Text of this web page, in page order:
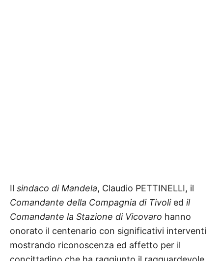
Il sindaco di Mandela, Claudio PETTINELLI, il
Comandante della Compagnia di Tivolied il
Comandante la Stazione di Vicovaro hanno
onorato il centenario con significativi interventi
mostrando riconoscenza ed affetto per il